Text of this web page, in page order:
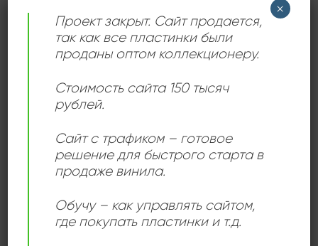
Большинство мелодий с этой пластинки хорошо
знакомы каждому, кто родом из СССР.
ДЕТАЛИ
Балкантон
ИСПОЛНИТЕЛЬ Naiden Andreev
Проект закрыт. Сайт продается,
так как все пластинки были
проданы оптом коллекционеру.
Стоимость сайта 150 тысяч
рублей.
Сайт с трафиком – готовое
решение для быстрого старта в
продаже винила.
Обучу – как управлять сайтом,
где покупать пластинки и т.д.
×